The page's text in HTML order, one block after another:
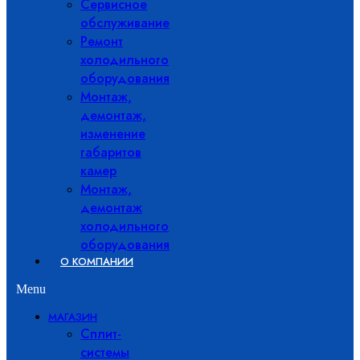
Сервисное
обслуживание
Ремонт
холодильного
оборудования
Монтаж,
демонтаж,
изменение
габаритов
камер
Монтаж,
демонтаж
холодильного
оборудования
О КОМПАНИИ
Menu
МАГАЗИН
Сплит-
системы